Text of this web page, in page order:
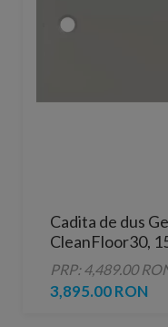
Cadita de dus
CleanFloor30,
cm, gri mat
PRP: 4,489.00
3,895.00 RON